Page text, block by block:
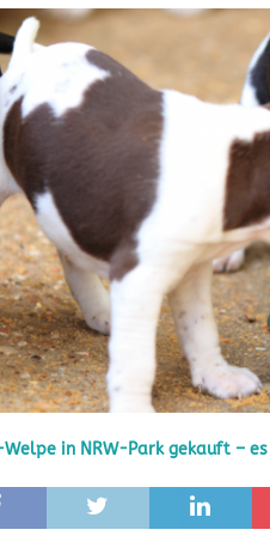
[ Oktober 17, 2018 ]
[ Oktober 10, 2018 ]
[ Juli 25, 2018 ]
[ Juli 6, 2025 ]
WELPEN
[ Juli 6, 2025 ] Studie
[ Juli 5, 2025 ] Leben
GESUNDHEIT
[ Juli 5, 2025 ] Der
[ Juli 5, 2025 ] Unter
Online WELPEN
[ September 29, 2021 ]
Welpe in NRW-Park gekauft –